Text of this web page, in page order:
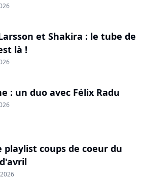
et Shakira : le tube de
là !
: un duo avec Félix Radu
playlist coups de coeur du